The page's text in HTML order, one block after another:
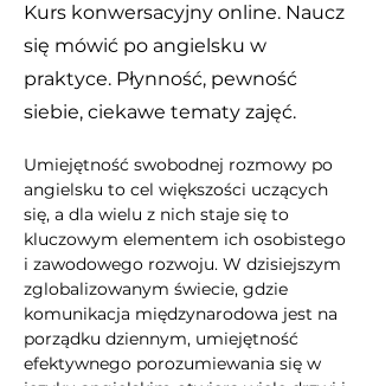
Kurs konwersacyjny online. Naucz
się mówić po angielsku w
praktyce. Płynność, pewność
siebie, ciekawe tematy zajęć.
Umiejętność swobodnej rozmowy po
angielsku to cel większości uczących
się, a dla wielu z nich staje się to
kluczowym elementem ich osobistego
i zawodowego rozwoju. W dzisiejszym
zglobalizowanym świecie, gdzie
komunikacja międzynarodowa jest na
porządku dziennym, umiejętność
efektywnego porozumiewania się w